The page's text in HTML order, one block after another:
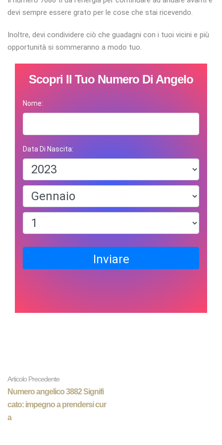
devi sempre essere grato per le cose che stai ricevendo.
Inoltre, devi condividere ciò che guadagni con i tuoi vicini e più
opportunità si sommeranno a modo tuo.
Scopri Il Tuo Numero Di Angelo
Nome:
Data Di Nascita:
Inviare
Articolo Precedente
Numero angelico 3882 Signifi
cato: impegno a prendersi cur
a